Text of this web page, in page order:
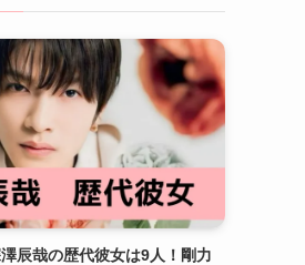
辰哉の歴代彼女は9人！剛力